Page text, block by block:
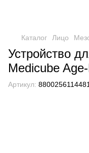
Каталог Лицо
Устройство
Medicube
Артикул: 8800256114481